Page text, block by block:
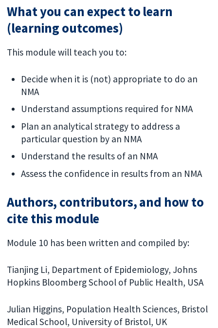
What you can expect to learn
(learning outcomes)
This module will teach you to:
Decide when it is (not) appropriate to do an
NMA
Understand assumptions required for NMA
Plan an analytical strategy to address a
particular question by an NMA
Understand the results of an NMA
Assess the confidence in results from an NMA
Authors, contributors, and how to
cite this module
Module 10 has been written and compiled by:
Tianjing Li, Department of Epidemiology, Johns
Hopkins Bloomberg School of Public Health, USA
Julian Higgins, Population Health Sciences, Bristol
Medical School, University of Bristol, UK